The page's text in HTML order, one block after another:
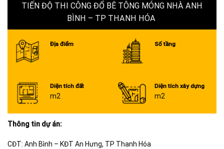
0+
TIẾN ĐỘ THI CÔNG ĐỔ BÊ TÔNG MÓNG NHÀ ANH
BÌNH – TP THANH HÓA
Địa điểm Số tầng
Diện tích đất
m2
Diện tích xây dựng
m2
Thông tin dự án:
CĐT: Anh Bình – KĐT An Hưng, TP Thanh Hóa